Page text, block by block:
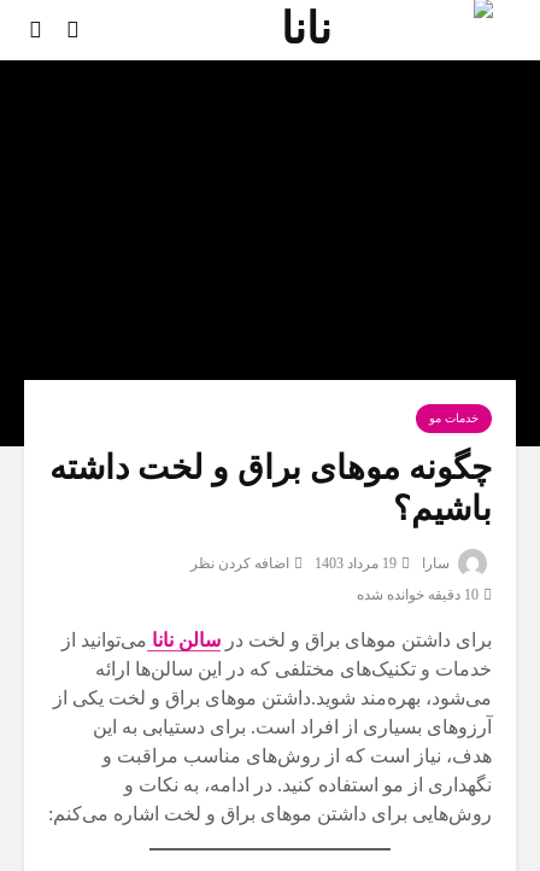
خدمات مو
چگونه موهای براق و لخت داشته
باشیم؟
سارا 19 مرداد 1403
اضافه کردن نظر
10 دقیقه خوانده شده
برای داشتن موهای براق و لخت در سالن نانا می‌توانید از
خدمات و تکنیک‌های مختلفی که در این سالن‌ها ارائه
می‌شود، بهره‌مند شوید.داشتن موهای براق و لخت یکی از
آرزوهای بسیاری از افراد است. برای دستیابی به این
هدف، نیاز است که از روش‌های مناسب مراقبت و
نگهداری از مو استفاده کنید. در ادامه، به نکات و
روش‌هایی برای داشتن موهای براق و لخت اشاره می‌کنم: